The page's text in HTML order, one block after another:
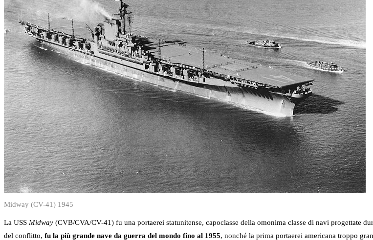
Midway (CV-41) 1945
La USS Midway (CVB/CVA/CV-41) fu una portaerei statunitense, capoclasse della omonima classe di navi progettate
del conflitto, fu la più grande nave da guerra del mondo fino al 1955, nonché la prima portaerei americana troppo